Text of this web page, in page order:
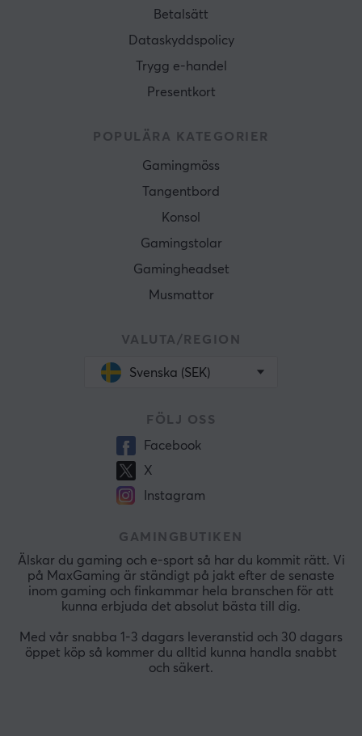
Betalsätt
Dataskyddspolicy
Trygg e-handel
Presentkort
POPULÄRA KATEGORIER
Gamingmöss
Tangentbord
Konsol
Gamingstolar
Gamingheadset
Musmattor
VALUTA/REGION
Svenska (SEK)
FÖLJ OSS
Facebook
X
Instagram
GAMINGBUTIKEN
Älskar du gaming och e-sport så har du kommit rätt. Vi
på MaxGaming är ständigt på jakt efter de senaste
inom gaming och finkammar hela branschen för att
kunna erbjuda det absolut bästa till dig.
Med vår snabba 1-3 dagars leveranstid och 30 dagars
öppet köp så kommer du alltid kunna handla snabbt
och säkert.